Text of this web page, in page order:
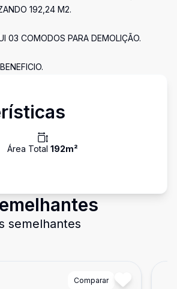
192,24 M2.
03 COMODOS PARA DEMOLIÇÃO.
Área Total 192m²
semelhantes
Comparar